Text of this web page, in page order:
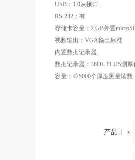
USB：1.0从接口.
RS-232：有
存储卡容量：2 GB外置
视频输出：VGA输出标准
内置数据记录器
数据记录器：38DL PLUS测
容量：475000个厚度测量读
产品：